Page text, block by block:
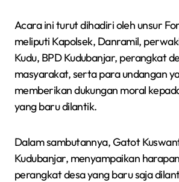
Acara ini turut dihadiri oleh unsur
meliputi Kapolsek, Danramil,
Kudu, BPD Kudubanjar, perangkat
masyarakat, serta para undangan
memberikan dukungan moral
yang baru dilantik.
Dalam sambutannya, Gatot
Kudubanjar, menyampaikan
perangkat desa yang baru saja